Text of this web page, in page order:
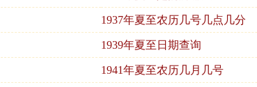
1937年夏至农历几号几点几分
1939年夏至日期查询
1941年夏至农历几月几号